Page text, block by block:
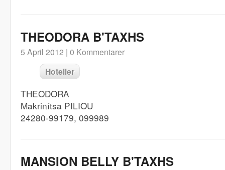
THEODORA B'TAXHS
5 April 2012 | 0 Kommentarer
Hoteller
THEODORA
Makrinítsa PILIOU
24280-99179, 099989
MANSION BELLY B'TAXHS